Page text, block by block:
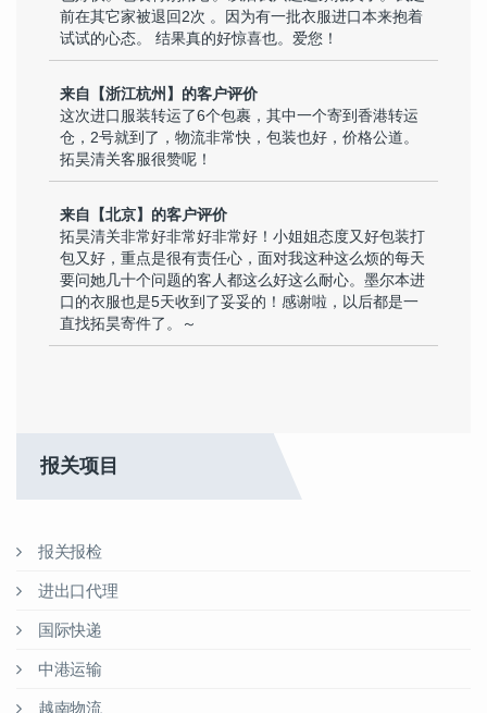
前在其它家被退回2次 。因为有一批衣服进口本来抱着
试试的心态。 结果真的好惊喜也。爱您！
来自【浙江杭州】的客户评价
这次进口服装转运了6个包裹，其中一个寄到香港转运
仓，2号就到了，物流非常快，包装也好，价格公道。
拓昊清关客服很赞呢！
来自【北京】的客户评价
拓昊清关非常好非常好非常好！小姐姐态度又好包装打
包又好，重点是很有责任心，面对我这种这么烦的每天
要问她几十个问题的客人都这么好这么耐心。墨尔本进
口的衣服也是5天收到了妥妥的！感谢啦，以后都是一
直找拓昊寄件了。～
报关项目
报关报检
进出口代理
国际快递
中港运输
越南物流